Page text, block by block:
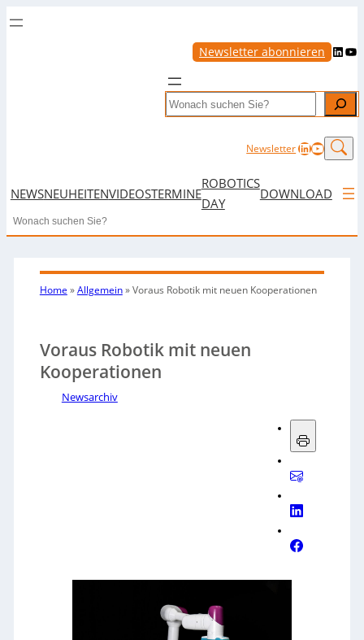
Newsletter abonnieren LinkedIn YouTube
Search
NewsletterLinkedIn
NEWSNEUHEITENVIDEOSTERMINE
ROBOTICS
DAY
DOWNLOAD
Search
Home »Allgemein»Voraus Robotik mit neuen Kooperationen
Voraus Robotik mit neuen
Kooperationen
Newsarchiv